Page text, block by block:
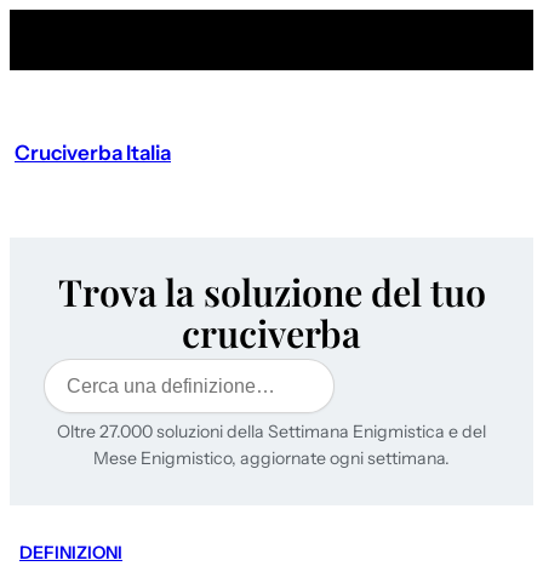
Cruciverba Italia
Trova la soluzione del tuo
cruciverba
Cerca
Oltre 27.000 soluzioni della Settimana Enigmistica e del
Mese Enigmistico, aggiornate ogni settimana.
DEFINIZIONI